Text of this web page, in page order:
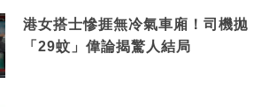
港女搭士慘捱無冷氣車廂！司機拋
「29蚊」偉論揭驚人結局